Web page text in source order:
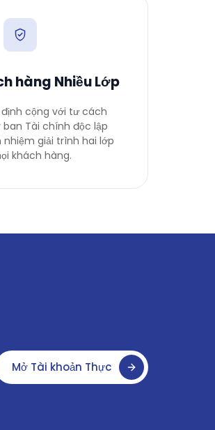
hàng Nhiều Lớp
cộng với tư cách
Tài chính độc lập
giải trình hai lớp
khách hàng.
Mở Tài khoản Thực